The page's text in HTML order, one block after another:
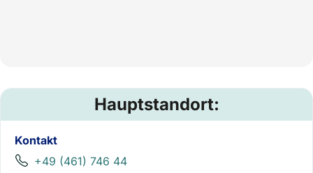
Hauptstandort:
Kontakt
+49 (461) 746 44